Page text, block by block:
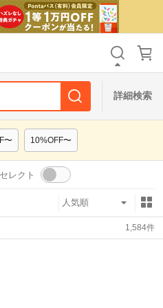
詳細検索
〜 10%OFF〜
レクト
1,584件
すべて
すべて
すべて
タイムセール
ポイントUPセレクトのみ
リセット
すべて
すべて
すべて
タイムセール
ポイントUPセレクトのみ